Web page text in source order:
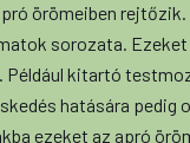
örömeiben rejtőzik.
sorozata. Ezeket
Például kitartó
hatására pedig
ezeket az apró